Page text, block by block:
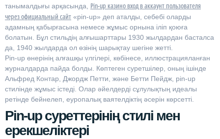
танымалдығы арқасында, Pin-up казино вход в аккаунт пользователя
через официальный сайт «pin-up» деп аталды, себебі оларды
адамның қабырғасына немесе жұмыс орнына іліп қоюға
болатын. Бұл стильдің алғышарттары 1930 жылдардан басталса
да, 1940 жылдарда ол өзінің шарықтау шегіне жетті.
Pin-up өнерінің алғашқы үлгілері, көбінесе, иллюстрацияланған
журналдарда пайда болды. Көптеген суретшілер, оның ішінде
Альфред Контар, Джордж Петти, және Бетти Пейдж, pin-up
стилінде жұмыс істеді. Олар әйелдерді сұлулықтың идеалы
ретінде бейнелеп, еуропалық ваятелдіктің әсерін көрсетті.
Pin-up суреттерінің стилі мен
ерекшеліктері